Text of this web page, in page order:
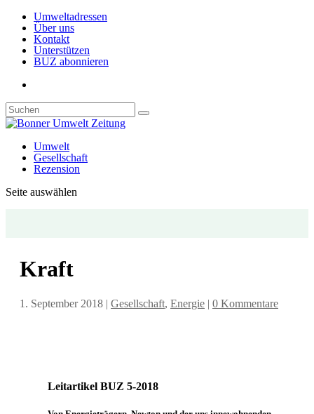
Umweltadressen
Über uns
Kontakt
Unterstützen
BUZ abonnieren
Umwelt
Gesellschaft
Rezension
Seite auswählen
Kraft
1. September 2018 | Gesellschaft, Energie | 0 Kommentare
Leitartikel BUZ 5-2018